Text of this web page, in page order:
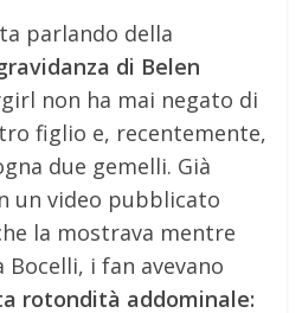
parlando della
di Belen
non ha mai negato di
figlio e, recentemente,
due gemelli. Già
un video pubblicato
la mostrava mentre
Bocelli, i fan avevano
rotondità addominale: